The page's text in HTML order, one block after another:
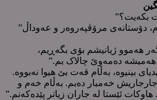
بکەیت؟”
دۆستانەی مرۆڤپەروەر و عەوداڵ”
هەموو ژیانیشم بۆی بگەڕیم،
هەمیشە دەمەوێ چالاک بم.”
بینیوە، بەڵام قەت بێ هیوا نەبووە.
خەمبار دەبم. بەڵام خەم و
ئێستا لە جاران زیاتر پێدەکەنم.”